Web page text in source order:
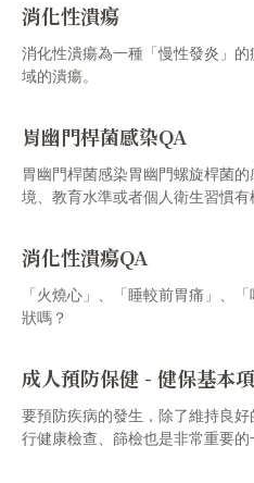
消化性潰瘍
消化性潰瘍為一種「慢性發炎」
域的潰瘍。
胃幽門桿菌感染QA
胃幽門桿菌感染胃幽門螺旋桿菌
境、教育水準或者個人衛生習慣有
消化性潰瘍QA
「火燒心」、「睡較前胃痛」、
狀嗎？
成人預防保健 - 健保基本
要預防疾病的發生，除了維持良
行健康檢查、篩檢也是非常重要的